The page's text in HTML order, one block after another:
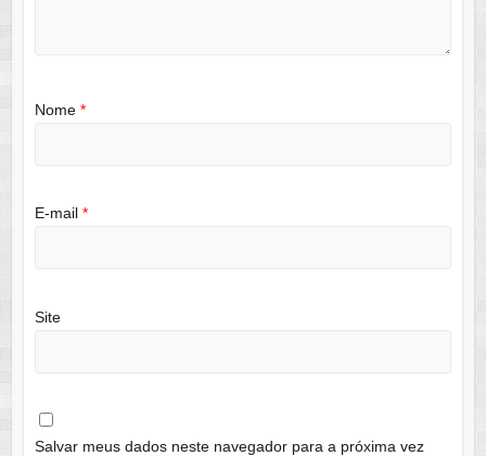
Nome *
E-mail *
Site
Salvar meus dados neste navegador para a próxima vez